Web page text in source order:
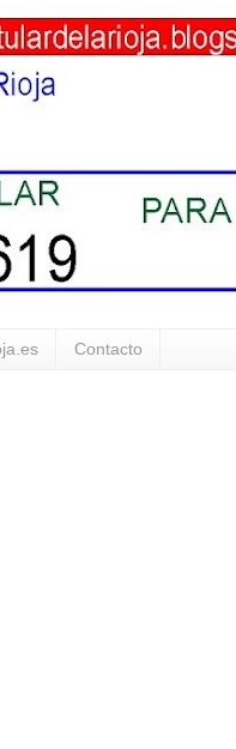
Contacto